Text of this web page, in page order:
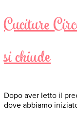
Cuciture
si chiude
Dopo aver letto il
dove abbiamo